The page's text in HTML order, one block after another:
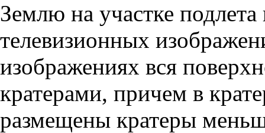
Землю на участке
телевизионных
изображениях вся
кратерами, причем в
размещены кратеры